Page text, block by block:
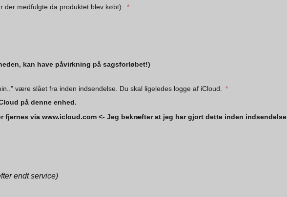
der medfulgte da produktet blev købt):
kan have påvirkning på sagsforløbet!)
være slået fra inden indsendelse. Du skal ligeledes logge af iCloud.
på denne enhed.
via www.icloud.com <- Jeg bekræfter at jeg har gjort dette inden indsendelse
endt service)